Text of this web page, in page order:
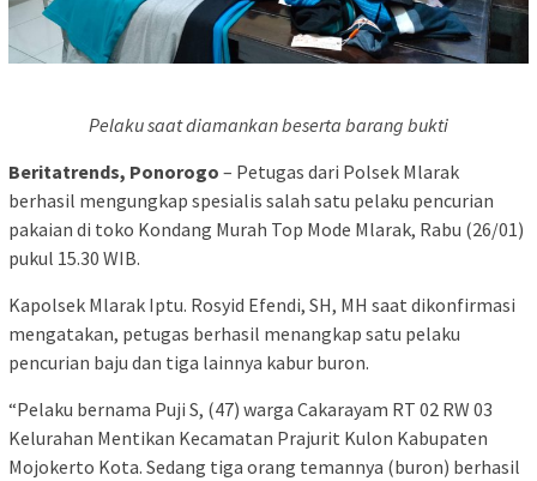
Pelaku saat diamankan beserta barang bukti
Beritatrends, Ponorogo – Petugas dari Polsek Mlarak
berhasil mengungkap spesialis salah satu pelaku pencurian
pakaian di toko Kondang Murah Top Mode Mlarak, Rabu (26/01)
pukul 15.30 WIB.
Kapolsek Mlarak Iptu. Rosyid Efendi, SH, MH saat dikonfirmasi
mengatakan, petugas berhasil menangkap satu pelaku
pencurian baju dan tiga lainnya kabur buron.
“Pelaku bernama Puji S, (47) warga Cakarayam RT 02 RW 03
Kelurahan Mentikan Kecamatan Prajurit Kulon Kabupaten
Mojokerto Kota. Sedang tiga orang temannya (buron) berhasil